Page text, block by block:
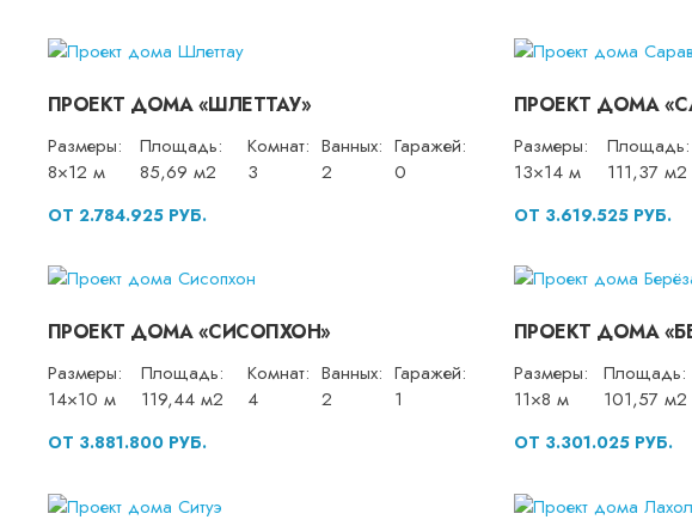
ПРОЕКТ ДОМА «ШЛЕТТАУ»
Размеры:
8×12 м
Площадь:
85,69 м2
Комнат:
3
Ванных:
2
Гаражей:
0
ОТ 2.784.925 РУБ.
ПРОЕКТ ДОМА
Размеры:
13×14 м
Площадь:
111,37 м2
ОТ 3.619.525 РУБ.
ПРОЕКТ ДОМА «СИСОПХОН»
Размеры:
14×10 м
Площадь:
119,44 м2
Комнат:
4
Ванных:
2
Гаражей:
1
ОТ 3.881.800 РУБ.
ПРОЕКТ ДОМА
Размеры:
11×8 м
Площадь:
101,57 м2
ОТ 3.301.025 РУБ.